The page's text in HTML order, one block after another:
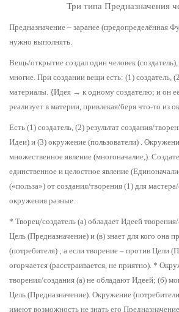
Три типа Предназначения
Предназначение – заранее (предопределённая
нужно выполнять.
Вещь/открытие создал один человек
многие. При создании вещи есть: (1) создатель,
материалы. {Идея → к одному создателю; и он её
реализует в материи, привлекая/беря что-то из
Есть (1) создатель, (2) результат создания/
Идеи) и (3) окружение (пользователи) .
множественное явление (многоначалие,).
единственное и целостное явление
(«польза») от создания/творения (1) для
окружения разные.
* Творец/создатель (а) обладает Идеей творения/
Цель (Предназначение) и (в) знает для кого она
(потребителя) ; а если творение – против Цели
огорчается (расстраивается, не приятно). *
творения/создания (а) не обладают Идеей; (б)
Цель (Предназначение). Окружение
имеют возможность не знать его